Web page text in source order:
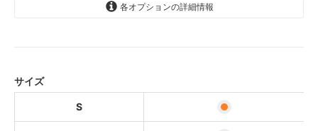
各オプションの詳細情報
サイズ
S